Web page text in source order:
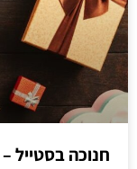
חנוכה בסטייל